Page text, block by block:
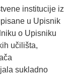
institucije iz
u Upisnik
o Upisniku
učilišta,
sukladno